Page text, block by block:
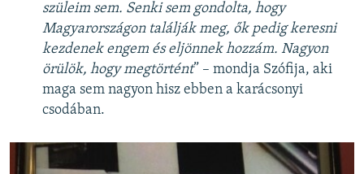
szüleim sem. Senki sem gondolta, hogy
Magyarországon találják meg, ők pedig keresni
kezdenek engem és eljönnek hozzám. Nagyon
örülök, hogy megtörtént” – mondja Szófija, aki
maga sem nagyon hisz ebben a karácsonyi
csodában.